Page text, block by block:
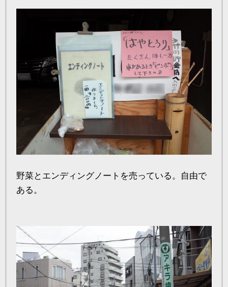
野菜とエンディングノートを売っている。自由で
ある。